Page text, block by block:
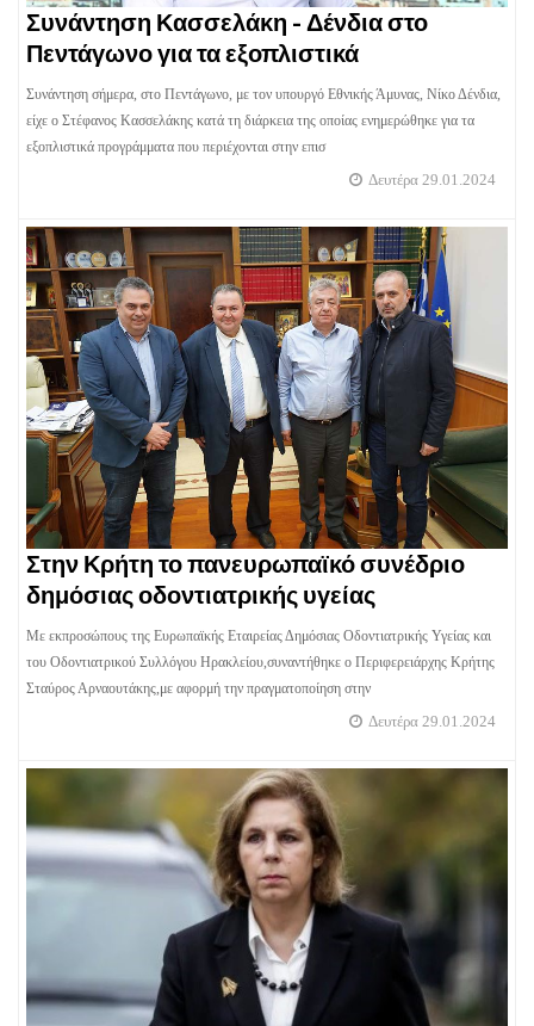
Συνάντηση Κασσελάκη - Δένδια στο
Πεντάγωνο για τα εξοπλιστικά
Συνάντηση σήμερα, στο Πεντάγωνο, με τον υπουργό Εθνικής Άμυνας, Νίκο Δένδια,
είχε ο Στέφανος Κασσελάκης κατά τη διάρκεια της οποίας ενημερώθηκε για τα
εξοπλιστικά προγράμματα που περιέχονται στην επισ
Δευτέρα 29.01.2024
Στην Κρήτη το πανευρωπαϊκό συνέδριο
δημόσιας οδοντιατρικής υγείας
Με εκπροσώπους της Ευρωπαϊκής Εταιρείας Δημόσιας Οδοντιατρικής Υγείας και
του Οδοντιατρικού Συλλόγου Ηρακλείου,συναντήθηκε o Περιφερειάρχης Κρήτης
Σταύρος Αρναουτάκης,με αφορμή την πραγματοποίηση στην
Δευτέρα 29.01.2024